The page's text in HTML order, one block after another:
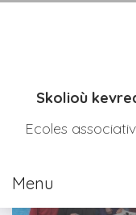
Skolioù
Ecoles
Menu
avec les collégiens de